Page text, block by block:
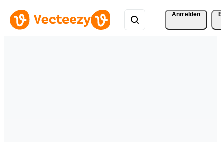
Anmelden